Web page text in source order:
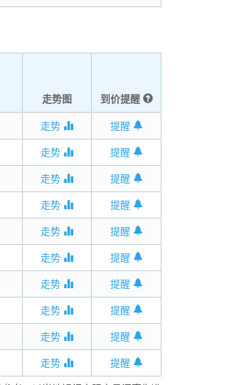
走势图 到价提醒
走势 提醒
走势 提醒
走势 提醒
走势 提醒
走势 提醒
走势 提醒
走势 提醒
走势 提醒
走势 提醒
走势 提醒